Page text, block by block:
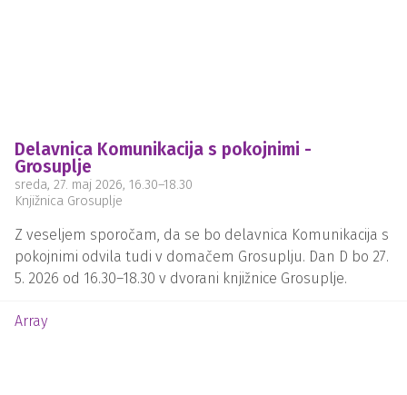
Delavnica Komunikacija s pokojnimi -
Grosuplje
sreda, 27. maj 2026, 16.30–18.30
Knjižnica Grosuplje
Z veseljem sporočam, da se bo delavnica Komunikacija s
pokojnimi odvila tudi v domačem Grosuplju. Dan D bo 27.
5. 2026 od 16.30–18.30 v dvorani knjižnice Grosuplje.
Array